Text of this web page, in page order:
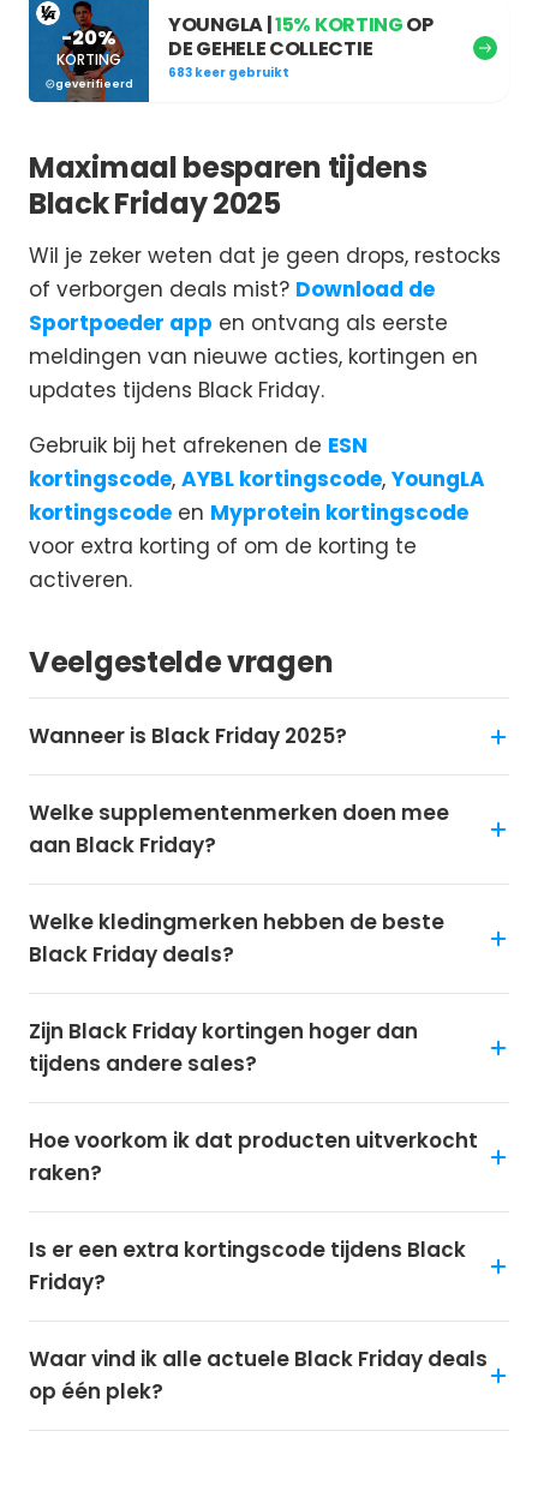
-20%
KORTING
geverifieerd
YOUNGLA |15% KORTINGOP
DE GEHELE COLLECTIE
683 keer gebruikt
Maximaal besparen tijdens
Black Friday 2025
Wil je zeker weten dat je geen drops, restocks
of verborgen deals mist? Download de
Sportpoeder app en ontvang als eerste
meldingen van nieuwe acties, kortingen en
updates tijdens Black Friday.
Gebruik bij het afrekenen de ESN
kortingscode, AYBL kortingscode, YoungLA
kortingscode en Myprotein kortingscode
voor extra korting of om de korting te
activeren.
Veelgestelde vragen
Wanneer is Black Friday 2025?
Welke supplementenmerken doen mee
aan Black Friday?
Welke kledingmerken hebben de beste
Black Friday deals?
Zijn Black Friday kortingen hoger dan
tijdens andere sales?
Hoe voorkom ik dat producten uitverkocht
raken?
Is er een extra kortingscode tijdens Black
Friday?
Waar vind ik alle actuele Black Friday deals
op één plek?